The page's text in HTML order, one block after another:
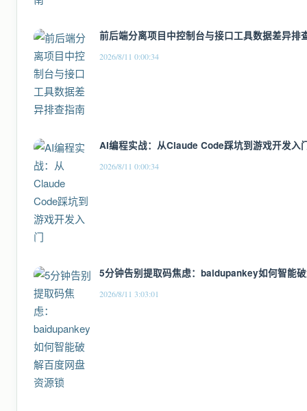
前后端分离项目中控制台与接口工具数据差异排
2026/8/11 0:00:34
AI编程实战：从Claude Code踩坑到游戏开发入
2026/8/11 0:00:34
5分钟告别提取码焦虑：baidupankey如何智能
2026/8/11 3:03:01